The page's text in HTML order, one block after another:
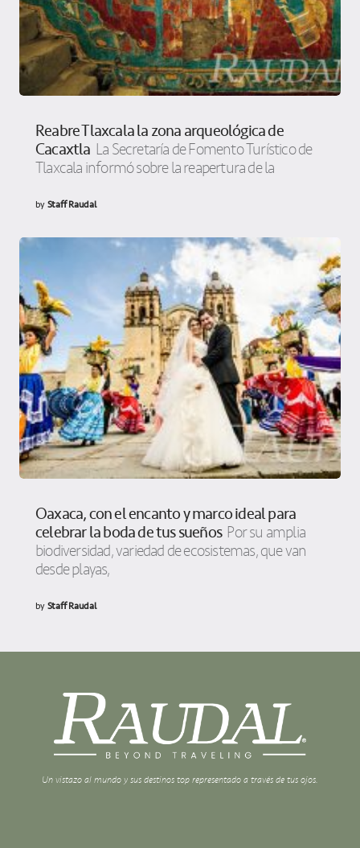
Reabre Tlaxcala la zona arqueológica de
Cacaxtla La Secretaría de Fomento Turístico de
Tlaxcala informó sobre la reapertura de la
byStaff Raudal
Oaxaca, con el encanto y marco ideal para
celebrar la boda de tus sueños Por su amplia
biodiversidad, variedad de ecosistemas, que van
desde playas,
byStaff Raudal
Un vistazo al mundo y sus destinos top representado a través de tus ojos.